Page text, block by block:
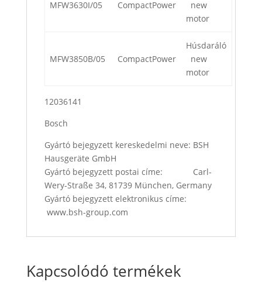
MFW3630I/05 CompactPower
new
motor
MFW3850B/05 CompactPower
Húsdaráló
new
motor
12036141
Bosch
Gyártó bejegyzett kereskedelmi neve: BSH
Hausgeräte GmbH
Gyártó bejegyzett postai címe: Carl-
Wery-Straße 34, 81739 München, Germany
Gyártó bejegyzett elektronikus címe:
www.bsh-group.com
Kapcsolódó termékek